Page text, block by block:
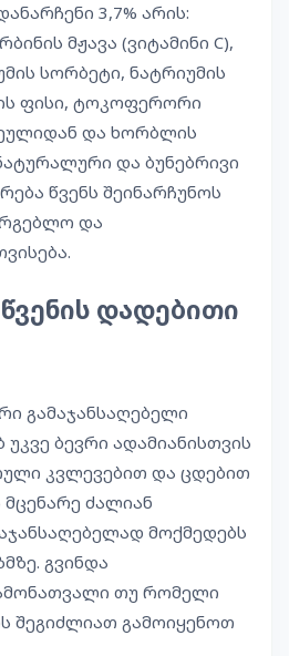
3,7% არის:
მჟავა (ვიტამინი C),
სორბეტი, ნატრიუმის
ფისი, ტოკოფერორი
და ხორბლის
და ბუნებრივი
წვენს შეინარჩუნოს
და
დადებითი
გამაჯანსაღებელი
უკვე ბევრი ადამიანისთვის
კვლევებით და ცდებით
ძალიან
მოქმედებს
გვინდა
თუ რომელი
შეგიძლიათ გამოიყენოთ